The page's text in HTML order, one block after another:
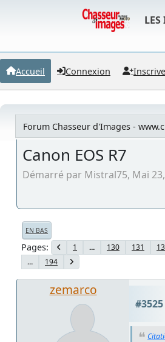
Accueil Connexion
Forum Chasseur d'Images -
Canon EOS R7
Démarré par Mistral75, Mai 23,
EN BAS
Pages 1 ... 130 131
...
194
zemarco
#3525